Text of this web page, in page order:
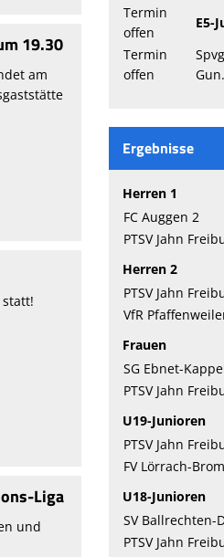
19.30
am
Liga
und
Termin
offen
E5-
Termin
offen
Gun.
Ergebnisse
Herren 1
FC Auggen 2
PTSV Jahn
Herren 2
PTSV Jahn
VfR
Frauen
SG Ebnet-
PTSV Jahn
U19-Junioren
PTSV Jahn
FV Lörrach-
U18-Junioren
SV Ballrechten-
PTSV Jahn